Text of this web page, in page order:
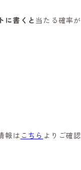
に書くと 当たる確率
報は こちら よりご確